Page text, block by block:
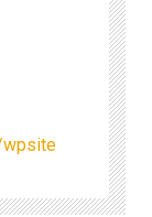
wpsite